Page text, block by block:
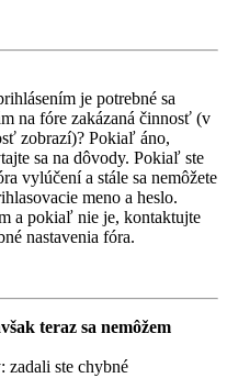
je potrebné sa
na fóre zakázaná činnosť (v
zobrazí)? Pokiaľ áno,
sa na dôvody. Pokiaľ ste
vylúčení a stále sa nemôžete
meno a heslo.
a pokiaľ nie je, kontaktujte
nastavenia fóra.
teraz sa nemôžem
zadali ste chybné